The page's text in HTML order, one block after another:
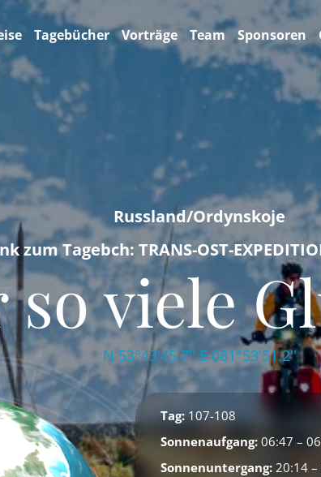
Tagebücher Vorträge Team Sponsoren
Russland/Ordynskoje
zum Tagebch: TRANS-OST-
viele
N 53°43'45.7'' E 081°53'51.2''
Tag: 107-108
Sonnenaufgang: 06:47 –
Sonnenuntergang: 20:14